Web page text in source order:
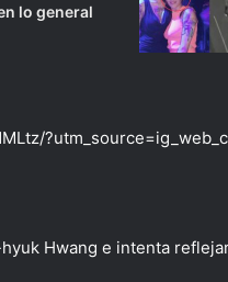
lo general
Hwang e intenta